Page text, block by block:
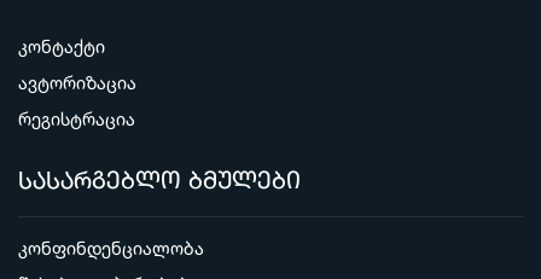
კონტაქტი
ავტორიზაცია
რეგისტრაცია
სასარგებლო ბმულები
კონფინდენციალობა